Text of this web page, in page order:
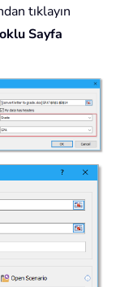
tıklayın
Sayfa